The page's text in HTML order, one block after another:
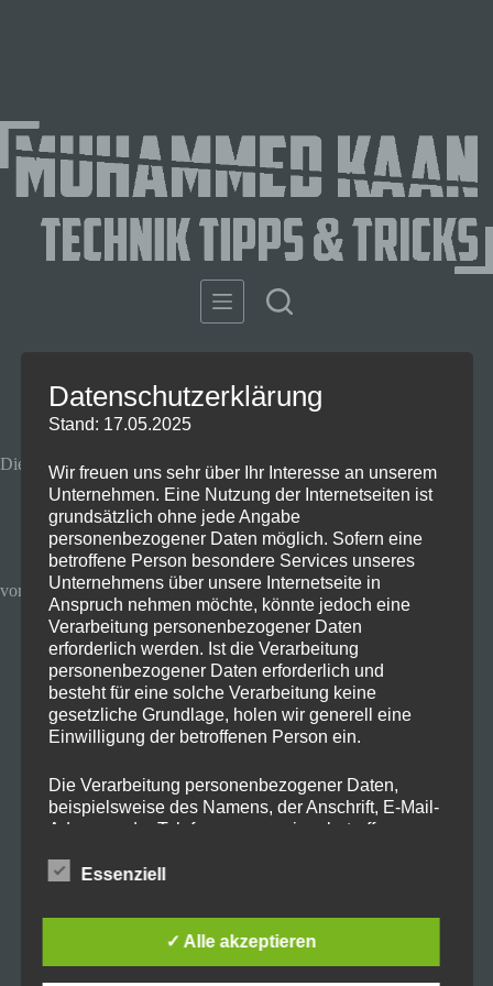
Die besten Deals der MediaMarkt/Saturn Mehrwertsteuer-Aktion
23. Oktober 2025 Angebot
vom 23. bis 27. Oktober!
Vom23. bis 27. Oktoberläuft bei
Mehrwertsteuer-Aktion
Anlass habe ich für euch die besten
Produkte zusammengestellt, die ihr
Datenschutzerklärung
Stand: 17.05.2025
Wir freuen uns sehr über Ihr Interesse an unserem
Unternehmen. Eine Nutzung der Internetseiten ist
grundsätzlich ohne jede Angabe
personenbezogener Daten möglich. Sofern eine
betroffene Person besondere Services unseres
Unternehmens über unsere Internetseite in
Anspruch nehmen möchte, könnte jedoch eine
Verarbeitung personenbezogener Daten
erforderlich werden. Ist die Verarbeitung
personenbezogener Daten erforderlich und
besteht für eine solche Verarbeitung keine
gesetzliche Grundlage, holen wir generell eine
Einwilligung der betroffenen Person ein.
Die Verarbeitung personenbezogener Daten,
beispielsweise des Namens, der Anschrift, E-Mail-
Adresse oder Telefonnummer einer betroffenen
Datenschutz-Grundverordnung und in
landesspezifischen Datenschutzbestimmungen.
Mittels dieser Datenschutzerklärung möchte unser
Essenziell
✓ Alle akzeptieren